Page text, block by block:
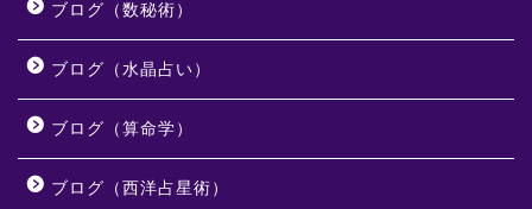
ブログ（数秘術）
ブログ（水晶占い）
ブログ（算命学）
ブログ（西洋占星術）